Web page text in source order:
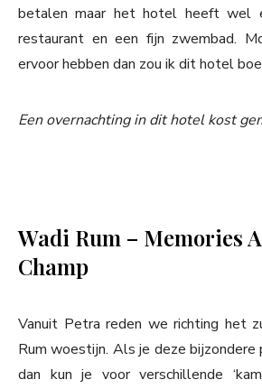
betalen maar het hotel heeft wel
restaurant en een fijn zwembad.
ervoor hebben dan zou ik dit hotel
Een overnachting in dit hotel kost
Wadi Rum – Memories
Champ
Vanuit Petra reden we richting het
Rum woestijn. Als je deze
dan kun je voor verschillende